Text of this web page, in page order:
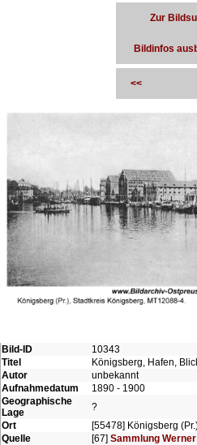
Zur
Bildinfos
<<
Bild-ID
10343
Titel
Königsberg, Hafen,
Autor
unbekannt
Aufnahmedatum
1890 - 1900
Geographische
Lage
?
Ort
[55478] Königsberg
Quelle
[67] Sammlung